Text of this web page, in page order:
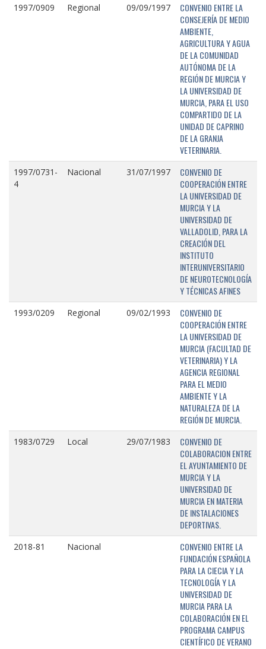
1997/0909 Regional 09/09/1997
CONVENIO ENTRE LA
CONSEJERÍA DE MEDIO
AMBIENTE,
AGRICULTURA Y AGUA
DE LA COMUNIDAD
AUTÓNOMA DE LA
REGIÓN DE MURCIA Y
LA UNIVERSIDAD DE
MURCIA, PARA EL USO
COMPARTIDO DE LA
UNIDAD DE CAPRINO
DE LA GRANJA
VETERINARIA.
1997/0731-
4
Nacional 31/07/1997
CONVENIO DE
COOPERACIÓN ENTRE
LA UNIVERSIDAD DE
MURCIA Y LA
UNIVERSIDAD DE
VALLADOLID, PARA LA
CREACIÓN DEL
INSTITUTO
INTERUNIVERSITARIO
DE NEUROTECNOLOGÍA
Y TÉCNICAS AFINES
1993/0209 Regional 09/02/1993
CONVENIO DE
COOPERACIÓN ENTRE
LA UNIVERSIDAD DE
MURCIA (FACULTAD DE
VETERINARIA) Y LA
AGENCIA REGIONAL
PARA EL MEDIO
AMBIENTE Y LA
NATURALEZA DE LA
REGIÓN DE MURCIA.
1983/0729 Local 29/07/1983
CONVENIO DE
COLABORACION ENTRE
EL AYUNTAMIENTO DE
MURCIA Y LA
UNIVERSIDAD DE
MURCIA EN MATERIA
DE INSTALACIONES
DEPORTIVAS.
2018-81 Nacional
CONVENIO ENTRE LA
FUNDACIÓN ESPAÑOLA
PARA LA CIECIA Y LA
TECNOLOGÍA Y LA
UNIVERSIDAD DE
MURCIA PARA LA
COLABORACIÓN EN EL
PROGRAMA CAMPUS
CIENTÍFICO DE VERANO